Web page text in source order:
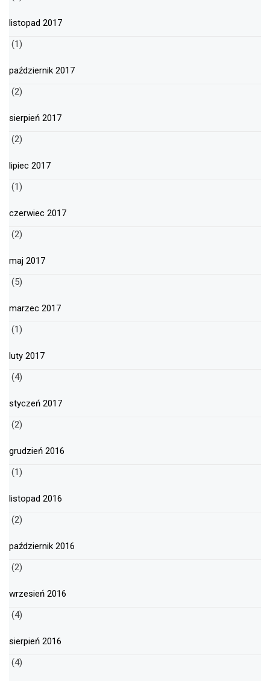
listopad 2017
(1)
październik 2017
(2)
sierpień 2017
(2)
lipiec 2017
(1)
czerwiec 2017
(2)
maj 2017
(5)
marzec 2017
(1)
luty 2017
(4)
styczeń 2017
(2)
grudzień 2016
(1)
listopad 2016
(2)
październik 2016
(2)
wrzesień 2016
(4)
sierpień 2016
(4)